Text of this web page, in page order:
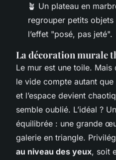
🪴 Un plateau en
regrouper petits objets
l’effet "posé, pas jeté".
La décoration murale
Le mur est une toile.
le vide compte autant
et l’espace devient
semble oublié. L’idéal ?
équilibrée : une grande
galerie en triangle.
au niveau des yeux, soit